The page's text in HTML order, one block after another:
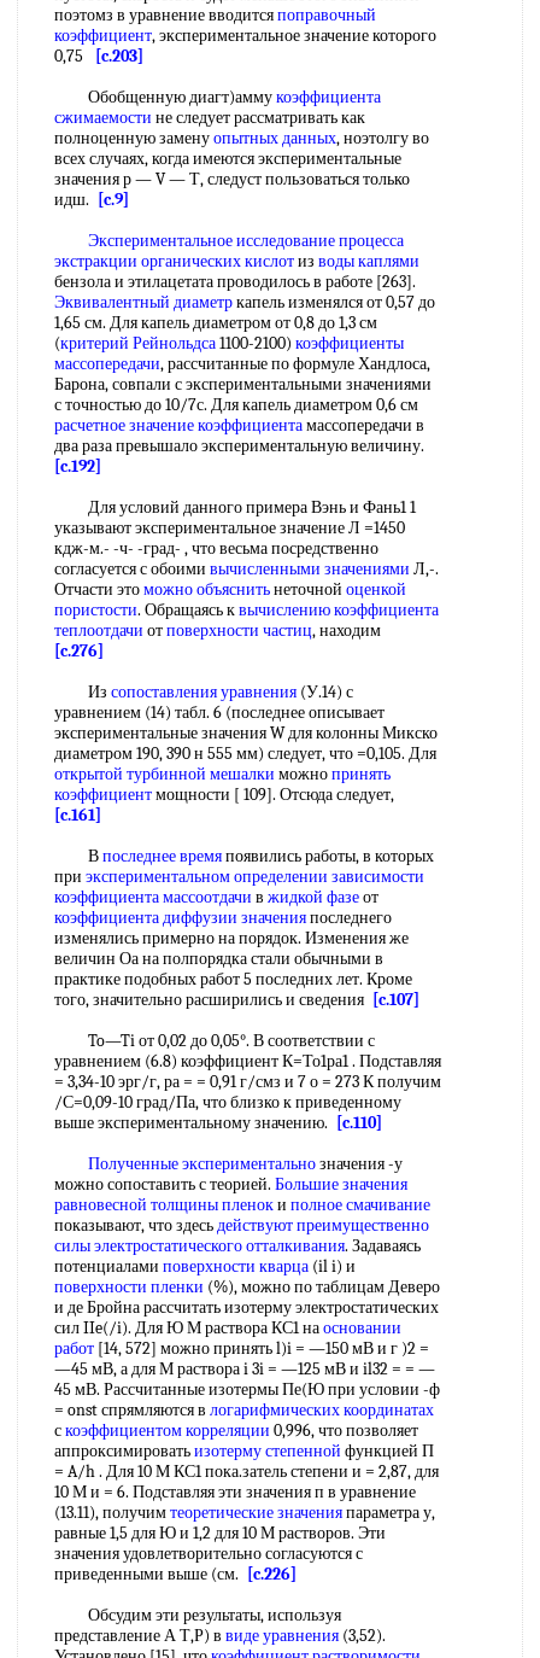
поэтомз в уравнение вводитсяпоправочный
коэффициент, экспериментальное значение которого
0,75
[c.203]
Обобщенную диагт)аммукоэффициента
сжимаемости не следует рассматривать как
полноценную заменуопытных данных, ноэтолгу во
всех случаях, когда имеются экспериментальные
значения р — V — Т, следуст пользоваться только
идш.
[c.9]
Экспериментальное исследование процесса
экстракции органических кислотиз воды каплями
бензола и этилацетата проводилось в работе [263].
Эквивалентный диаметркапель изменялся от 0,57 до
1,65 см. Для капель диаметром от 0,8 до 1,3 см
(критерий Рейнольдса1100-2100) коэффициенты
массопередачи, рассчитанные по формуле Хандлоса,
Барона, совпали с экспериментальными значениями
с точностью до 10/7с. Для капель диаметром 0,6 см
расчетное значение коэффициентамассопередачи в
два раза превышало экспериментальную величину.
[c.192]
Для условий данного примера Вэнь и Фань1 1
указывают экспериментальное значение Л =1450
кдж-м.- -ч- -град- , что весьма посредственно
согласуется с обоими вычисленными значениями Л,-.
Отчасти этоможно объяснитьнеточной оценкой
пористости. Обращаясь квычислению коэффициента
теплоотдачи отповерхности частиц, находим
[c.276]
Из сопоставления уравнения (У.14) с
уравнением (14) табл. 6 (последнее описывает
экспериментальные значения W для колонны Микско
диаметром 190, 390 н 555 мм) следует, что =0,105. Для
открытой турбинной мешалки можнопринять
коэффициентмощности [ 109]. Отсюда следует,
[c.161]
Впоследнее времяпоявились работы, в которых
при экспериментальном определении зависимости
коэффициента массоотдачи в жидкой фазеот
коэффициента диффузии значенияпоследнего
изменялись примерно на порядок. Изменения же
величин Оа на полпорядка стали обычными в
практике подобных работ 5 последних лет. Кроме
того, значительно расширились и сведения [c.107]
To—Ti от 0,02 до 0,05°. В соответствии с
уравнением (6.8) коэффициент К=То1ра1 . Подставляя
= 3,34-10 эрг/г, ра = = 0,91 г/смз и 7 о = 273 К получим
/С=0,09-10 град/Па, что близко к приведенному
выше экспериментальному значению.
[c.110]
Полученные экспериментальнозначения -у
можно сопоставить с теорией. Большие значения
равновесной толщины пленоки полное смачивание
показывают, что здесьдействуют преимущественно
силы электростатического отталкивания. Задаваясь
потенциалами поверхности кварца (il i) и
поверхности пленки (%), можно по таблицам Деверо
и де Бройна рассчитать изотерму электростатических
сил IIe(/i). Для Ю М раствора КС1 наосновании
работ [14, 572] можно принять l)i = —150 мВ и г )2 =
—45 мВ, а для М раствора i 3i = —125 мВ и il32 = = —
45 мВ. Рассчитанные изотермы Пе(Ю при условии -ф
= onst спрямляются в логарифмических координатах
скоэффициентом корреляции 0,996, что позволяет
аппроксимироватьизотерму степенной функцией П
= A/h . Для 10 М КС1 пока.затель степени и = 2,87, для
10 М и = 6. Подставляя эти значения п в уравнение
(13.11), получимтеоретические значенияпараметра у,
равные 1,5 для Ю и 1,2 для 10 М растворов. Эти
значения удовлетворительно согласуются с
приведенными выше (см.
[c.226]
Обсудим эти результаты, используя
представление А Т,Р) в виде уравнения (3,52).